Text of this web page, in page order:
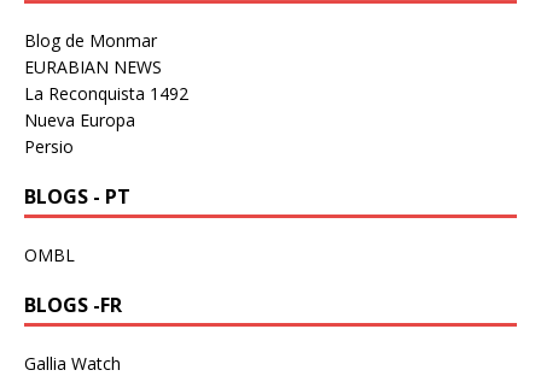
Blog de Monmar
EURABIAN NEWS
La Reconquista 1492
Nueva Europa
Persio
BLOGS - PT
OMBL
BLOGS -FR
Gallia Watch